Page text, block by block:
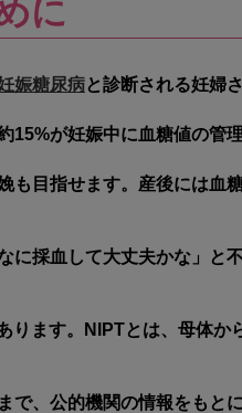
に
娠糖尿病と診断される妊婦
15%が妊娠中に血糖値の管
目指せます。産後には血
採血して大丈夫かな」と
ります。NIPTとは、母体か
、公的機関の情報をもとに